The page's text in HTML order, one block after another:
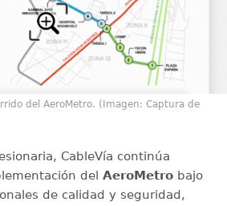
del AeroMetro. (Imagen: Captura de
CableVía continúa
del AeroMetrobajo
de calidad y seguridad,